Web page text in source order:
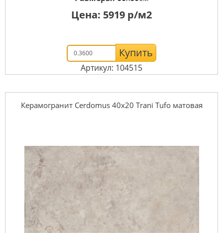
Цена: 5919 р/м2
Купить
Артикул: 104515
Керамогранит Cerdomus 40x20 Trani Tufo матовая